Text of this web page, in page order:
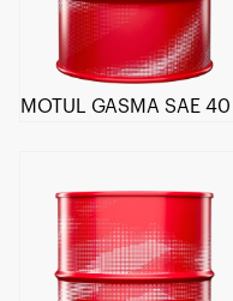
MOTUL GASMA SAE 40